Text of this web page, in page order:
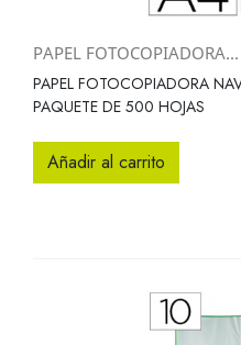
PAPEL FOTOCOPIADORA...
PAPEL FOTOCOPIADORA
PAQUETE DE 500 HOJAS
Añadir al carrito